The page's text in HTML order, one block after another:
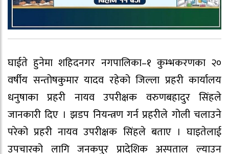
घाईते हुनेमा शहिदनगर नगपालिका–१ कुम्भकरणका २०
वर्षीय सन्तोषकुमार यादव रहेको जिल्ला प्रहरी कार्यालय
धनुषाका प्रहरी नायव उपरीक्षक वरुणबहादुर सिंहले
जानकारी दिए । झडप नियन्त्रण गर्न प्रहरीले गोली चलाउने
परेको प्रहरी नायव उपरीक्षक सिंहले बताए । घाइतेलाई
उपचारको लागि जनकपुर प्रादेशिक अस्पताल ल्याउन